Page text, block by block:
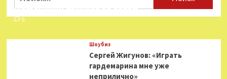
стоит
посмотреть
Мошенники взялись за звезд
0
Шоубиз
Сергей Жигунов: «Играть
гардемарина мне уже
неприлично»